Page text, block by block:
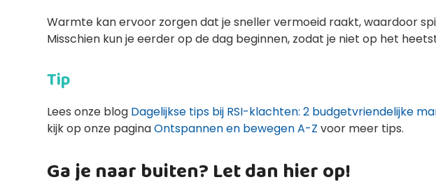
Warmte kan ervoor zorgen dat je sneller vermoeid raakt, waardoor
Misschien kun je eerder op de dag beginnen, zodat je niet op het
Tip
Lees onze blog Dagelijkse tips bij RSI-klachten: 2 budgetvriendelijke
kijk op onze paginaOntspannen en bewegen A-Z voor meer tips.
Ga je naar buiten? Let dan hier op!